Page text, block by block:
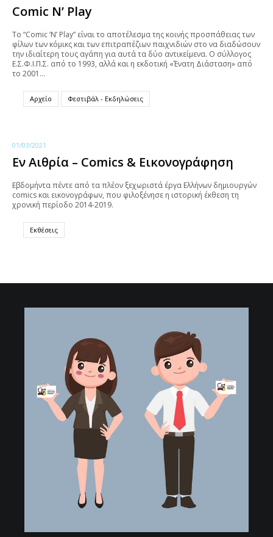
Comic N’ Play
Το “Comic ‘N’ Play” είναι το αποτέλεσμα της κοινής προσπάθειας των
φίλων των κόμικς και των επιτραπέζιων παιχνιδιών στο να διαδώσουν
την ιδιαίτερη τους αγάπη για αυτά τα δύο αντικείμενα. Ο σύλλογος
Ε.Σ.Φ.Ι.Π.Σ. από το 1993, αλλά και η εκδοτική «Ένατη Διάσταση» από
το 2001…
Αρχείο Φεστιβάλ - Εκδηλώσεις
01/03/2021
Εν Αιθρία – Comics & Εικονογράφηση
Εβδομήντα πέντε από τα πλέον ξεχωριστά έργα Ελλήνων δημιουργών
comics και εικονογράφων, που φιλοξένησε η ιστορική έκθεση τη
χρονική περίοδο 2014-2019.
Εκθέσεις